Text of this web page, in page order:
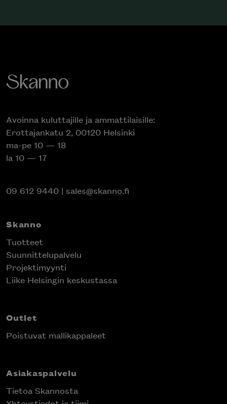
Avoinna kuluttajille ja ammattilaisille:
Erottajankatu 2, 00120 Helsinki
ma-pe 10 — 18
la 10 — 17
09 612 9440 | sales@skanno.fi
Skanno
Tuotteet
Suunnittelupalvelu
Projektimyynti
Liike Helsingin keskustassa
Outlet
Poistuvat mallikappaleet
Asiakaspalvelu
Tietoa Skannosta